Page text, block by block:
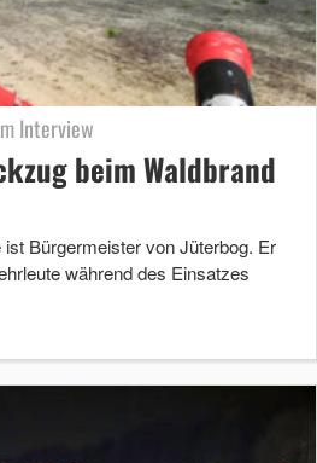
Interview
beim Waldbrand
Bürgermeister von Jüterbog. Er
während des Einsatzes